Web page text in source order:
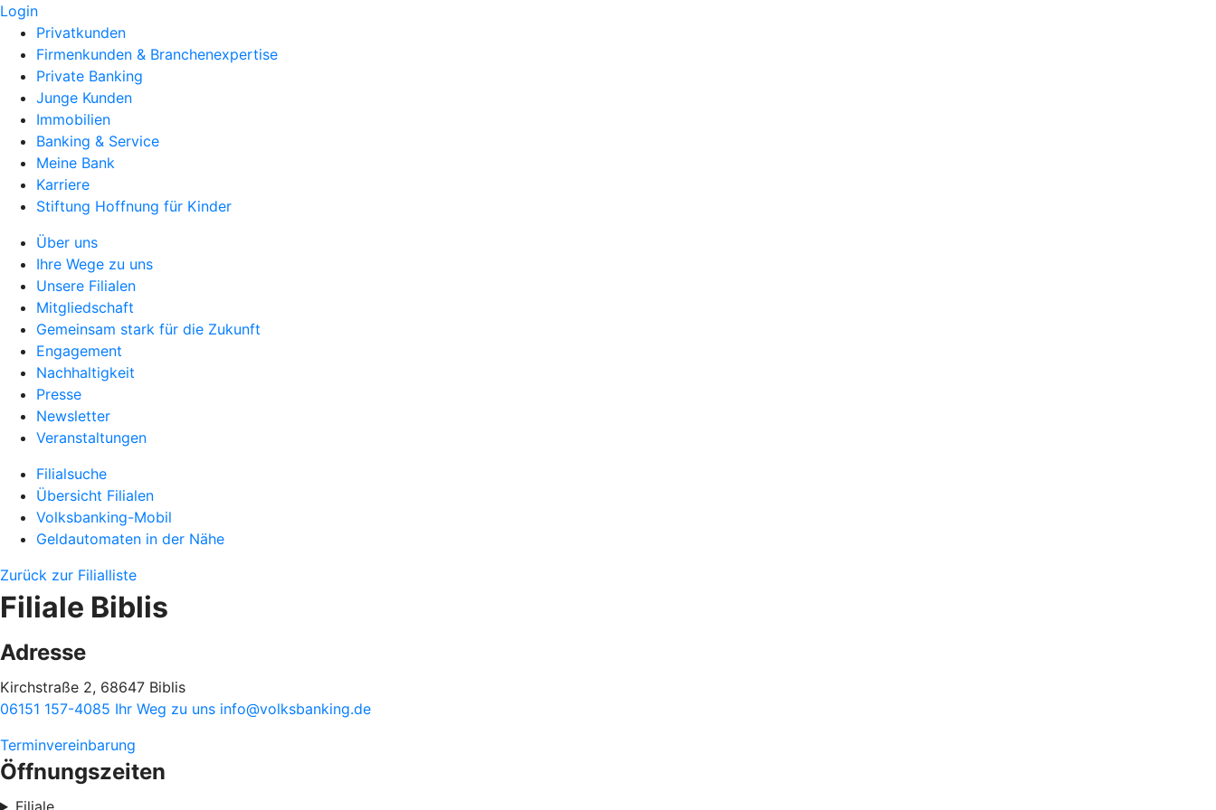
Login
Privatkunden
Firmenkunden & Branchenexpertise
Private Banking
Junge Kunden
Immobilien
Banking & Service
Meine Bank
Karriere
Stiftung Hoffnung für Kinder
Über uns
Ihre Wege zu uns
Unsere Filialen
Mitgliedschaft
Gemeinsam stark für die Zukunft
Engagement
Nachhaltigkeit
Presse
Newsletter
Veranstaltungen
Filialsuche
Übersicht Filialen
Volksbanking-Mobil
Geldautomaten in der Nähe
Zurück zur Filialliste
Filiale Biblis
Adresse
Kirchstraße 2, 68647 Biblis
06151 157-4085 Ihr Weg zu uns info@volksbanking.de
Terminvereinbarung
Öffnungszeiten
Filiale